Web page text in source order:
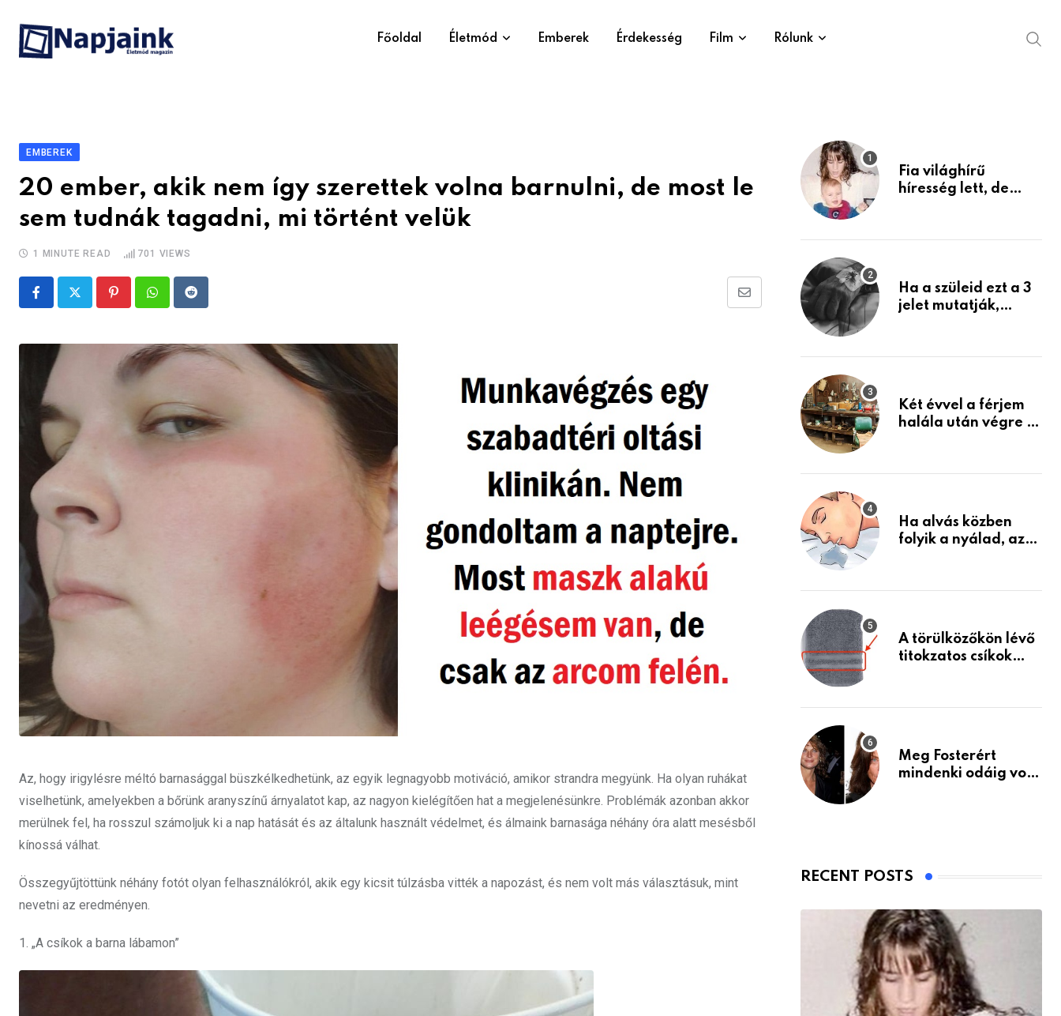
content
Főoldal Életmód Emberek Érdekesség Film Rólunk
EMBEREK
20 ember, akik nem így szerettek volna barnulni, de most le
sem tudnák tagadni, mi történt velük
1 MINUTE READ 701 VIEWS
PinterestWhatsappReddit
Share
Az, hogy irigylésre méltó barnasággal büszkélkedhetünk, az egyik legnagyobb motiváció, amikor strandra megyünk. Ha olyan ruhákat
viselhetünk, amelyekben a bőrünk aranyszínű árnyalatot kap, az nagyon kielégítően hat a megjelenésünkre. Problémák azonban akkor
merülnek fel, ha rosszul számoljuk ki a nap hatását és az általunk használt védelmet, és álmaink barnasága néhány óra alatt mesésből
kínossá válhat.
Összegyűjtöttünk néhány fotót olyan felhasználókról, akik egy kicsit túlzásba vitték a napozást, és nem volt más választásuk, mint
nevetni az eredményen.
1. „A csíkok a barna lábamon”
Fia világhírű
híresség lett, de
mint azt el tudnád
Ha a szüleid ezt a 3
jelet mutatják,
Készülj fel arra, ami
Két évvel a férjem
halála után végre át
holmiját – amit
életemet
Ha alvás közben
folyik a nyálad, az
A törülközőkön lévő
titokzatos csíkok
Meg Fosterért
mindenki odáig volt
RECENT POSTS